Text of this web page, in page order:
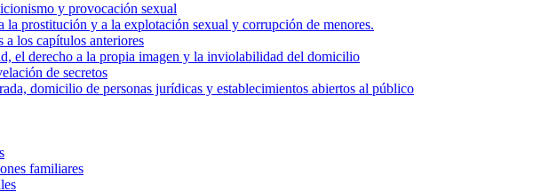
y provocación sexual
la prostitución y a la explotación sexual y corrupción de menores.
a los capítulos anteriores
el derecho a la propia imagen y la inviolabilidad del domicilio
de secretos
domicilio de personas jurídicas y establecimientos abiertos al público
familiares